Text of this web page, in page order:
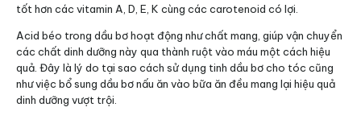
tốt hơn các vitamin A, D, E, K cùng các carotenoid có lợi.
Acid béo trong dầu bơ hoạt động như chất mang, giúp vận chuyển
các chất dinh dưỡng này qua thành ruột vào máu một cách hiệu
quả. Đây là lý do tại sao cách sử dụng tinh dầu bơ cho tóc cũng
như việc bổ sung dầu bơ nấu ăn vào bữa ăn đều mang lại hiệu quả
dinh dưỡng vượt trội.​